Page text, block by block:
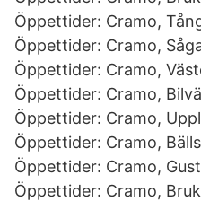
Öppettider: Cramo,
Öppettider: Cramo,
Öppettider: Cramo,
Öppettider: Cramo,
Öppettider: Cramo,
Öppettider: Cramo,
Öppettider: Cramo,
Öppettider: Cramo,